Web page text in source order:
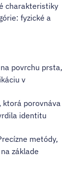
charakteristiky
fyzické a
povrchu prsta,
v
ktorá porovnáva
identitu
metódy,
základe